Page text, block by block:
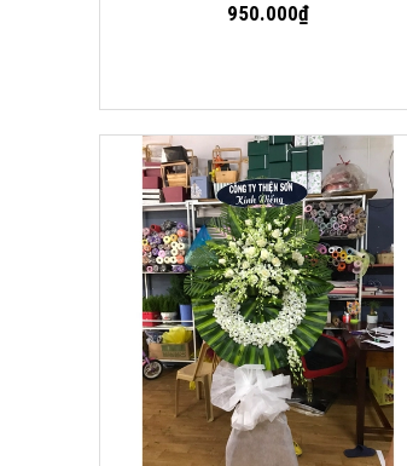
950.000₫